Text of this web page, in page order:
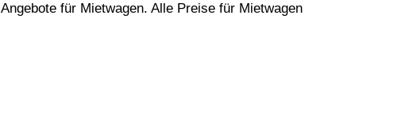
für Mietwagen. Alle Preise für Mietwagen